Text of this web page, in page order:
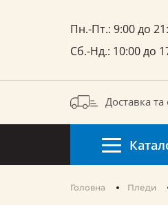
Пн.-Пт.: 9:00 до
Сб.-Нд.: 10:00 до
Доставка та
Головна Пледи